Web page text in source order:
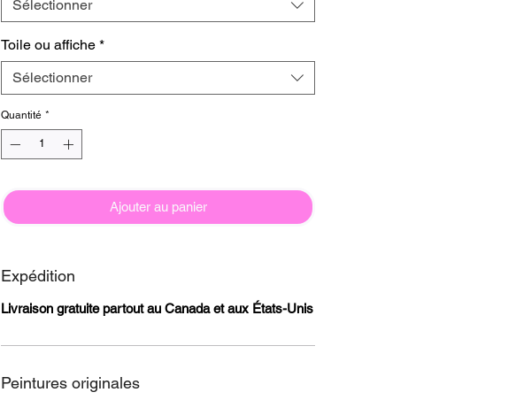
Sélectionner
Toile ou affiche *
Sélectionner
Quantité *
Ajouter au panier
Expédition
Livraison gratuite partout au Canada et aux États-Unis
Peintures originales